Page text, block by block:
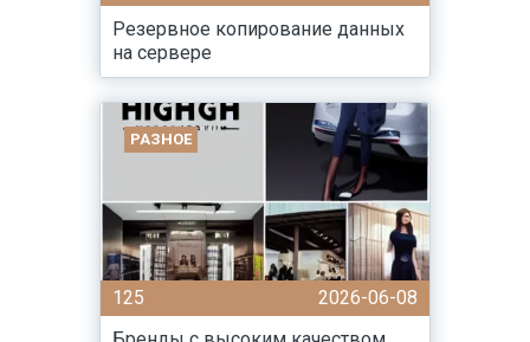
Резервное копирование данных
на сервере
РАЗНОЕ
125
2026-06-08